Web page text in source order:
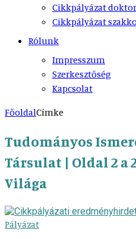
Cikkpályázat
Cikkpályázat
Rólunk
Impresszum
Szerkesztőség
Kapcsolat
FőoldalCímke
Tudományos
Társulat | Oldal 2 a
Világa
Pályázat